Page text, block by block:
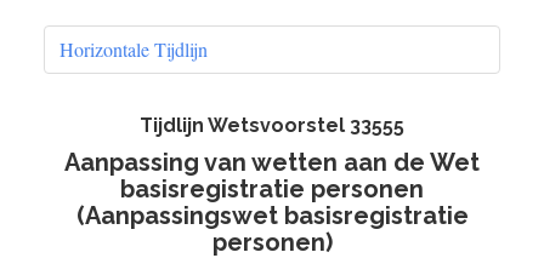
Horizontale Tijdlijn
Tijdlijn Wetsvoorstel 33555
Aanpassing van wetten aan de Wet
basisregistratie personen
(Aanpassingswet basisregistratie
personen)